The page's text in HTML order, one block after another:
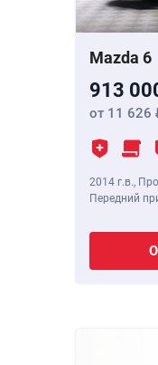
Mazda 6
913
от 11 626
2014 г.в.,
Передний